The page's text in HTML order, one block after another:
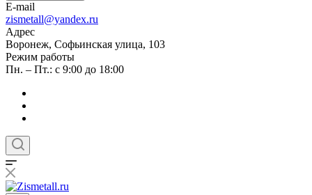
E-mail
zismetall@yandex.ru
Адрес
Воронеж, Софьинская улица, 103
Режим работы
Пн. – Пт.: с 9:00 до 18:00